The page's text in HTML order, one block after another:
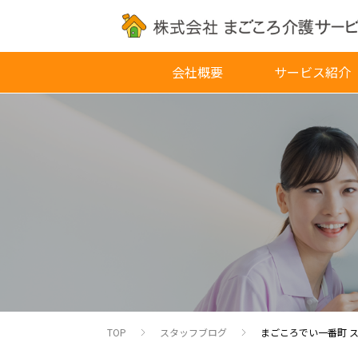
会社概要 サービス紹介
TOP スタッフブログ まごころでい一番町